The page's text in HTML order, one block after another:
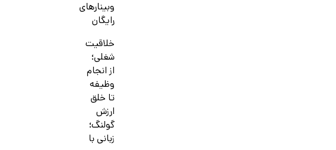
وبینارهای
رایگان
خلاقیت
شغلی؛
از انجام
وظیفه
تا خلق
ارزش
گولنگ؛
زبانی با